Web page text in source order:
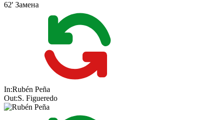
62' Замена
In:Rubén Peña
Out:S. Figueredo